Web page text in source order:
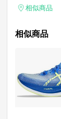
相似商品
相似商品